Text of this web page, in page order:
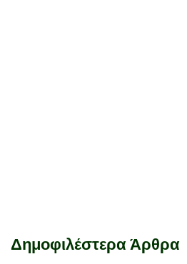
Δημοφιλέστερα Άρθρα